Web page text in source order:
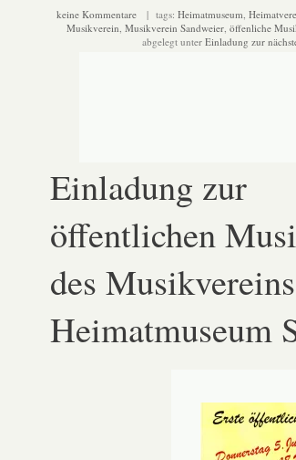
keine Kommentare | tags: Heimatmuseum,
Musikverein, Musikverein Sandweier, öffenliche
abgelegt unter Einladung zur
Einladung zur
öffentlichen
des
Heimatmuseum